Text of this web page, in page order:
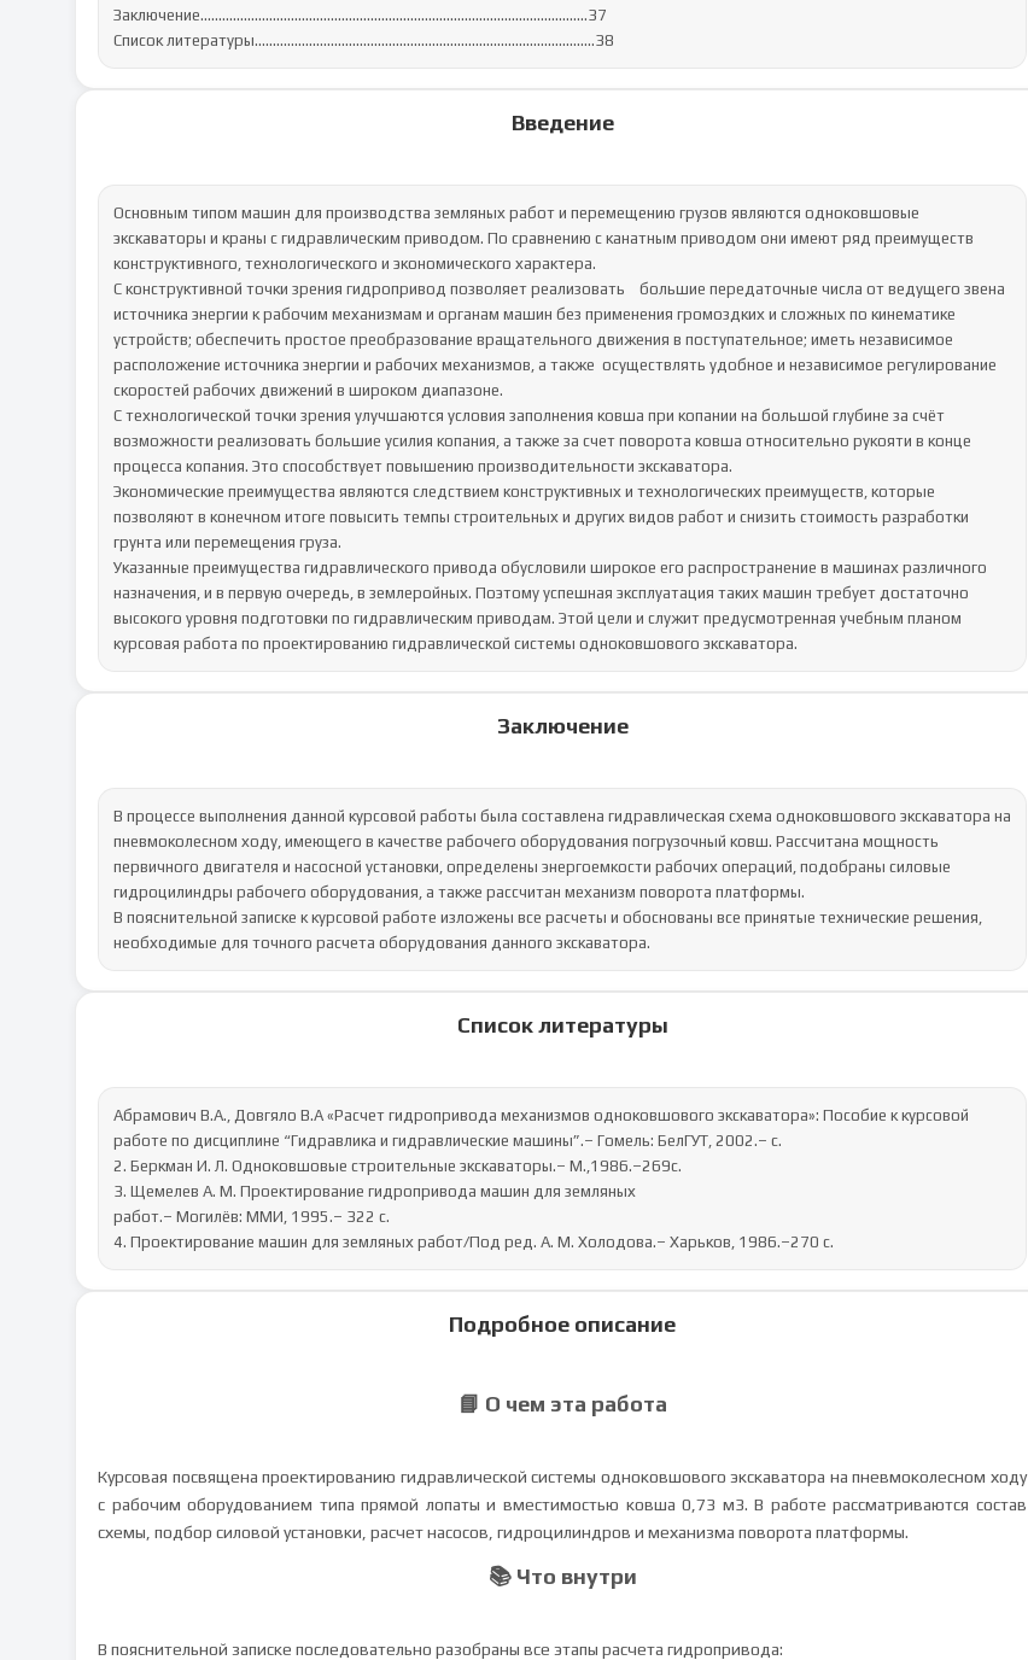
Заключение...........................................................................................................37
Список литературы..............................................................................................38
Введение
Основным типом машин для производства земляных работ и перемещению грузов являются одноковшовые
экскаваторы и краны с гидравлическим приводом. По сравнению с канатным приводом они имеют ряд преимуществ
конструктивного, технологического и экономического характера.
С конструктивной точки зрения гидропривод позволяет реализовать    большие передаточные числа от ведущего звена
источника энергии к рабочим механизмам и органам машин без применения громоздких и сложных по кинематике
устройств; обеспечить простое преобразование вращательного движения в поступательное; иметь независимое
расположение источника энергии и рабочих механизмов, а также  осуществлять удобное и независимое регулирование
скоростей рабочих движений в широком диапазоне.
С технологической точки зрения улучшаются условия заполнения ковша при копании на большой глубине за счёт
возможности реализовать большие усилия копания, а также за счет поворота ковша относительно рукояти в конце
процесса копания. Это способствует повышению производительности экскаватора.
Экономические преимущества являются следствием конструктивных и технологических преимуществ, которые
позволяют в конечном итоге повысить темпы строительных и других видов работ и снизить стоимость разработки
грунта или перемещения груза.
Указанные преимущества гидравлического привода обусловили широкое его распространение в машинах различного
назначения, и в первую очередь, в землеройных. Поэтому успешная эксплуатация таких машин требует достаточно
высокого уровня подготовки по гидравлическим приводам. Этой цели и служит предусмотренная учебным планом
курсовая работа по проектированию гидравлической системы одноковшового экскаватора.
Заключение
В процессе выполнения данной курсовой работы была составлена гидравлическая схема одноковшового экскаватора на
пневмоколесном ходу, имеющего в качестве рабочего оборудования погрузочный ковш. Рассчитана мощность
первичного двигателя и насосной установки, определены энергоемкости рабочих операций, подобраны силовые
гидроцилиндры рабочего оборудования, а также рассчитан механизм поворота платформы.
В пояснительной записке к курсовой работе изложены все расчеты и обоснованы все принятые технические решения,
необходимые для точного расчета оборудования данного экскаватора.
Список литературы
Абрамович В.А., Довгяло В.А «Расчет гидропривода механизмов одноковшового экскаватора»: Пособие к курсовой
работе по дисциплине “Гидравлика и гидравлические машины”.– Гомель: БелГУТ, 2002.– с.
2. Беркман И. Л. Одноковшовые строительные экскаваторы.– М.,1986.–269с.
3. Щемелев А. М. Проектирование гидропривода машин для земляных
работ.– Могилёв: ММИ, 1995.– 322 с.
4. Проектирование машин для земляных работ/Под ред. А. М. Холодова.– Харьков, 1986.–270 с.
Подробное описание
📘 О чем эта работа
Курсовая посвящена проектированию гидравлической системы одноковшового экскаватора на пневмоколесном ходу
с рабочим оборудованием типа прямой лопаты и вместимостью ковша 0,73 м3. В работе рассматриваются состав
схемы, подбор силовой установки, расчет насосов, гидроцилиндров и механизма поворота платформы.
📚 Что внутри
В пояснительной записке последовательно разобраны все этапы расчета гидропривода: